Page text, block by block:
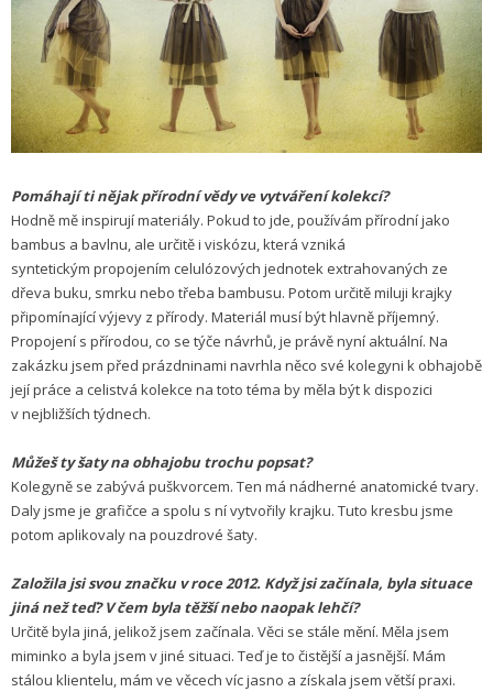
Pomáhají ti nějak přírodní vědy ve vytváření kolekcí?
Hodně mě inspirují materiály. Pokud to jde, používám přírodní jako
bambus a bavlnu, ale určitě i viskózu, která vzniká
syntetickým propojením celulózových jednotek extrahovaných ze
dřeva buku, smrku nebo třeba bambusu. Potom určitě miluji krajky
připomínající výjevy z přírody. Materiál musí být hlavně příjemný.
Propojení s přírodou, co se týče návrhů, je právě nyní aktuální. Na
zakázku jsem před prázdninami navrhla něco své kolegyni k obhajobě
její práce a celistvá kolekce na toto téma by měla být k dispozici
v nejbližších týdnech.
Můžeš ty šaty na obhajobu trochu popsat?
Kolegyně se zabývá puškvorcem. Ten má nádherné anatomické tvary.
Daly jsme je grafičce a spolu s ní vytvořily krajku. Tuto kresbu jsme
potom aplikovaly na pouzdrové šaty.
Založila jsi svou značku v roce 2012. Když jsi začínala, byla situace
jiná než teď? V čem byla těžší nebo naopak lehčí?
Určitě byla jiná, jelikož jsem začínala. Věci se stále mění. Měla jsem
miminko a byla jsem v jiné situaci. Teď je to čistější a jasnější. Mám
stálou klientelu, mám ve věcech víc jasno a získala jsem větší praxi.